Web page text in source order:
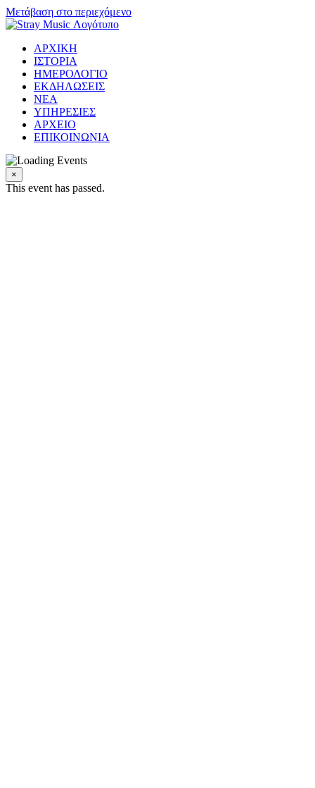
Μετάβαση στο περιεχόμενο
ΑΡΧΙΚΗ
ΙΣΤΟΡΙΑ
ΗΜΕΡΟΛΟΓΙΟ
ΕΚΔΗΛΩΣΕΙΣ
ΝΕΑ
ΥΠΗΡΕΣΙΕΣ
ΑΡΧΕΙΟ
ΕΠΙΚΟΙΝΩΝΙΑ
×
This event has passed.